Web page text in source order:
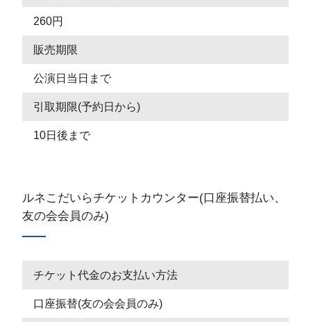
260円
販売期限
公演日当日まで
引取期限(予約日から)
10日後まで
ルネこだいらチケットカウンター(口座振替払い、
友の会会員のみ)
チケット代金のお支払い方法
口座振替(友の会会員のみ)